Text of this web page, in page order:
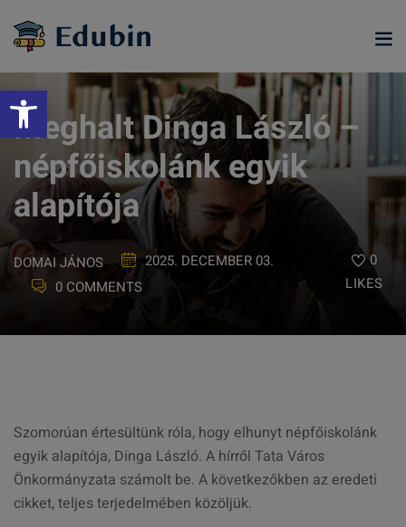
Eszköztár megnyitása
content
Meghalt Dinga László –
népfőiskolánk egyik
alapítója
DOMAI JÁNOS
2025. DECEMBER 03.
0 COMMENTS
0
LIKES
Szomorúan értesültünk róla, hogy elhunyt népfőiskolánk
egyik alapítója, Dinga László. A hírről Tata Város
Önkormányzata számolt be. A következőkben az eredeti
cikket, teljes terjedelmében közöljük.